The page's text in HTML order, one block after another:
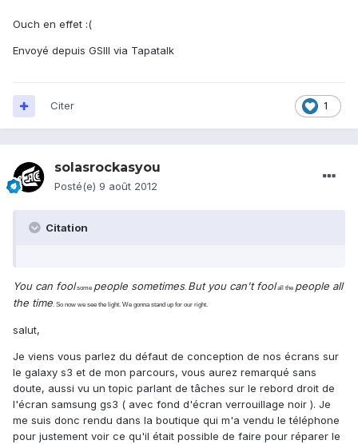
Ouch en effet :(
Envoyé depuis GSIII via Tapatalk
1
Citer
solasrockasyou
Posté(e) 9 août 2012
Citation
You can foolsome people sometimes. But you can't foolall the people all
the time. So now we see the light. We gonna stand up for our right.
salut,
Je viens vous parlez du défaut de conception de nos écrans sur
le galaxy s3 et de mon parcours, vous aurez remarqué sans
doute, aussi vu un topic parlant de tâches sur le rebord droit de
l'écran samsung gs3 ( avec fond d'écran verrouillage noir ). Je
me suis donc rendu dans la boutique qui m'a vendu le téléphone
pour justement voir ce qu'il était possible de faire pour réparer le